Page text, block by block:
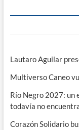
Lautaro Aguilar
Multiverso Caneo
Río Negro 2027: un
todavía no
Corazón Solidario